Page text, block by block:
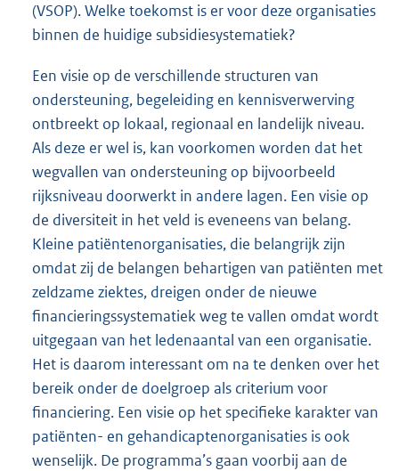
(VSOP). Welke toekomst is er voor deze organisaties
binnen de huidige subsidiesystematiek?
Een visie op de verschillende structuren van
ondersteuning, begeleiding en kennisverwerving
ontbreekt op lokaal, regionaal en landelijk niveau.
Als deze er wel is, kan voorkomen worden dat het
wegvallen van ondersteuning op bijvoorbeeld
rijksniveau doorwerkt in andere lagen. Een visie op
de diversiteit in het veld is eveneens van belang.
Kleine patiëntenorganisaties, die belangrijk zijn
omdat zij de belangen behartigen van patiënten met
zeldzame ziektes, dreigen onder de nieuwe
financieringssystematiek weg te vallen omdat wordt
uitgegaan van het ledenaantal van een organisatie.
Het is daarom interessant om na te denken over het
bereik onder de doelgroep als criterium voor
financiering. Een visie op het specifieke karakter van
patiënten- en gehandicaptenorganisaties is ook
wenselijk. De programma’s gaan voorbij aan de